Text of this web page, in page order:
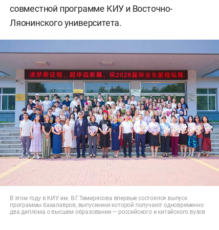
совместной программе КИУ и Восточно-
Ляонинского университета.
В этом году в КИУ им. В.Г.Тимирясова впервые состоялся выпуск
программы бакалавров, выпускники которой получают одновременно
два диплома о высшем образовании — российского и китайского вузов